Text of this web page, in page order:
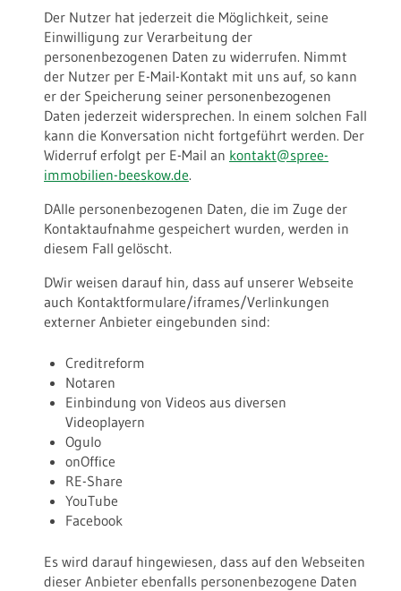
Der Nutzer hat jederzeit die Möglichkeit, seine
Einwilligung zur Verarbeitung der
personenbezogenen Daten zu widerrufen. Nimmt
der Nutzer per E-Mail-Kontakt mit uns auf, so kann
er der Speicherung seiner personenbezogenen
Daten jederzeit widersprechen. In einem solchen Fall
kann die Konversation nicht fortgeführt werden. Der
Widerruf erfolgt per E-Mail an kontakt@spree-
immobilien-beeskow.de.
DAlle personenbezogenen Daten, die im Zuge der
Kontaktaufnahme gespeichert wurden, werden in
diesem Fall gelöscht.
DWir weisen darauf hin, dass auf unserer Webseite
auch Kontaktformulare/iframes/Verlinkungen
externer Anbieter eingebunden sind:
Creditreform
Notaren
Einbindung von Videos aus diversen
Videoplayern
Ogulo
onOffice
RE-Share
YouTube
Facebook
Es wird darauf hingewiesen, dass auf den Webseiten
dieser Anbieter ebenfalls personenbezogene Daten